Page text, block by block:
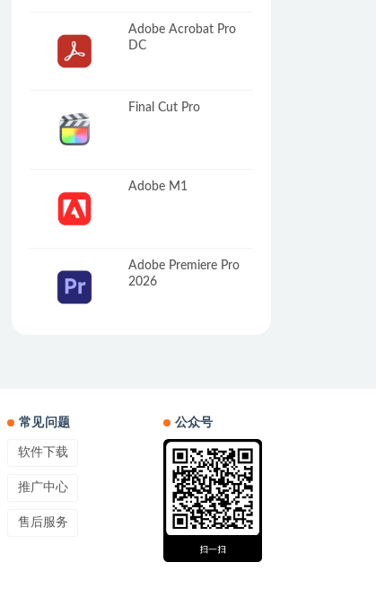
Adobe Acrobat Pro
DC
Final Cut Pro
Adobe M1
Adobe Premiere Pro
2026
常见问题
软件下载
推广中心
售后服务
公众号